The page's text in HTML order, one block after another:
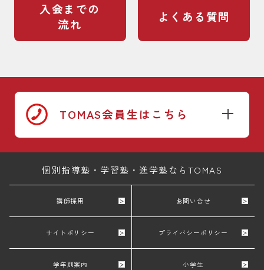
入会までの
流れ
よくある質問
TOMAS会員生はこちら
個別指導塾・学習塾・進学塾ならTOMAS
講師採用 お問い合せ
サイトポリシー プライバシーポリシー
学年別案内 小学生